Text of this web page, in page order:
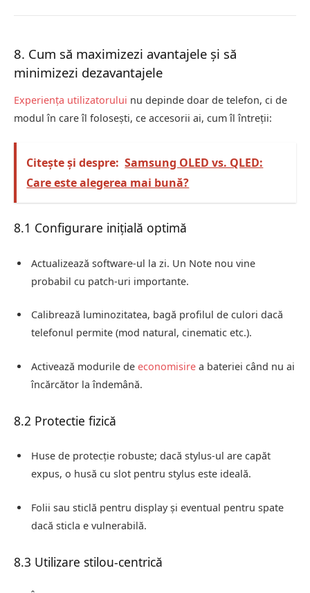
8. Cum să maximizezi avantajele și să
minimizezi dezavantajele
Experiența utilizatorului nu depinde doar de telefon, ci de
modul în care îl folosești, ce accesorii ai, cum îl întreții:
Citește și despre: Samsung OLED vs. QLED:
Care este alegerea mai bună?
8.1 Configurare inițială optimă
Actualizează software‑ul la zi. Un Note nou vine
probabil cu patch‑uri importante.
Calibrează luminozitatea, bagă profilul de culori dacă
telefonul permite (mod natural, cinematic etc.).
Activează modurile de economisire a bateriei când nu ai
încărcător la îndemână.
8.2 Protectie fizică
Huse de protecție robuste; dacă stylus‑ul are capăt
expus, o husă cu slot pentru stylus este ideală.
Folii sau sticlă pentru display și eventual pentru spate
dacă sticla e vulnerabilă.
8.3 Utilizare stilou‑centrică